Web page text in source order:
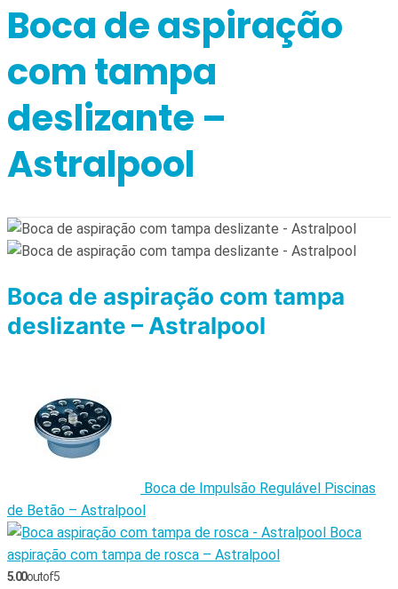
Boca de aspiração
com tampa
deslizante –
Astralpool
Boca de aspiração com tampa
deslizante – Astralpool
Boca de Impulsão Regulável Piscinas
de Betão – Astralpool
Boca
aspiração com tampa de rosca – Astralpool
5.00out of 5